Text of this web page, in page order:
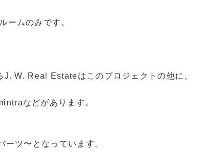
ームのみです。
W. Real Estateはこのプロジェクトの他に、
などがあります。
ツ〜となっています。